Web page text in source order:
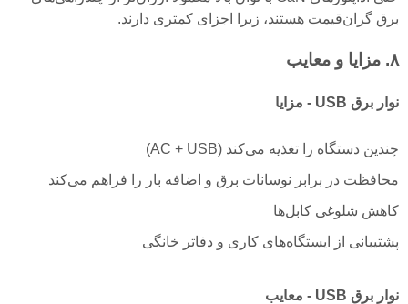
برق گران‌قیمت هستند، زیرا اجزای کمتری دارند.
نوار برق USB - مزایا
چندین دستگاه را تغذیه می‌کند (AC + USB)
محافظت در برابر نوسانات برق و اضافه بار را فراهم می‌کند
کاهش شلوغی کابل‌ها
پشتیبانی از ایستگاه‌های کاری و دفاتر خانگی
نوار برق USB - معایب